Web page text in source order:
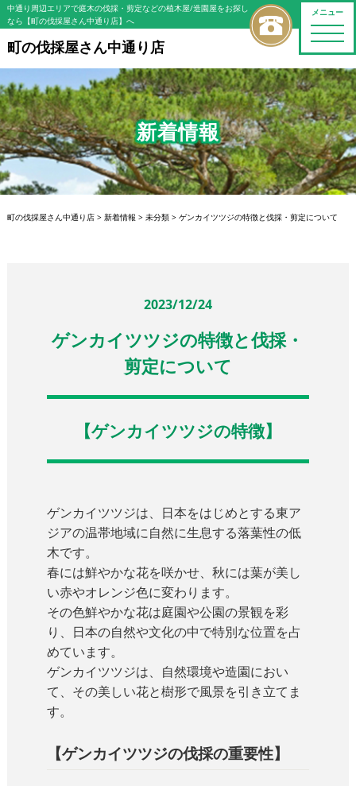
メニュー
toggle
中通り周辺エリアで庭木の伐採・剪定などの植木屋/造園屋をお探し
なら【町の伐採屋さん中通り店】へ
町の伐採屋さん中通り店
新着情報
町の伐採屋さん中通り店> 新着情報 > 未分類> ゲンカイツツジの特徴と伐採・剪定について
2023/12/24
ゲンカイツツジの特徴と伐採・
剪定について
【ゲンカイツツジの特徴】
ゲンカイツツジは、日本をはじめとする東ア
ジアの温帯地域に自然に生息する落葉性の低
木です。
春には鮮やかな花を咲かせ、秋には葉が美し
い赤やオレンジ色に変わります。
その色鮮やかな花は庭園や公園の景観を彩
り、日本の自然や文化の中で特別な位置を占
めています。
ゲンカイツツジは、自然環境や造園におい
て、その美しい花と樹形で風景を引き立てま
す。
【ゲンカイツツジの伐採の重要性】